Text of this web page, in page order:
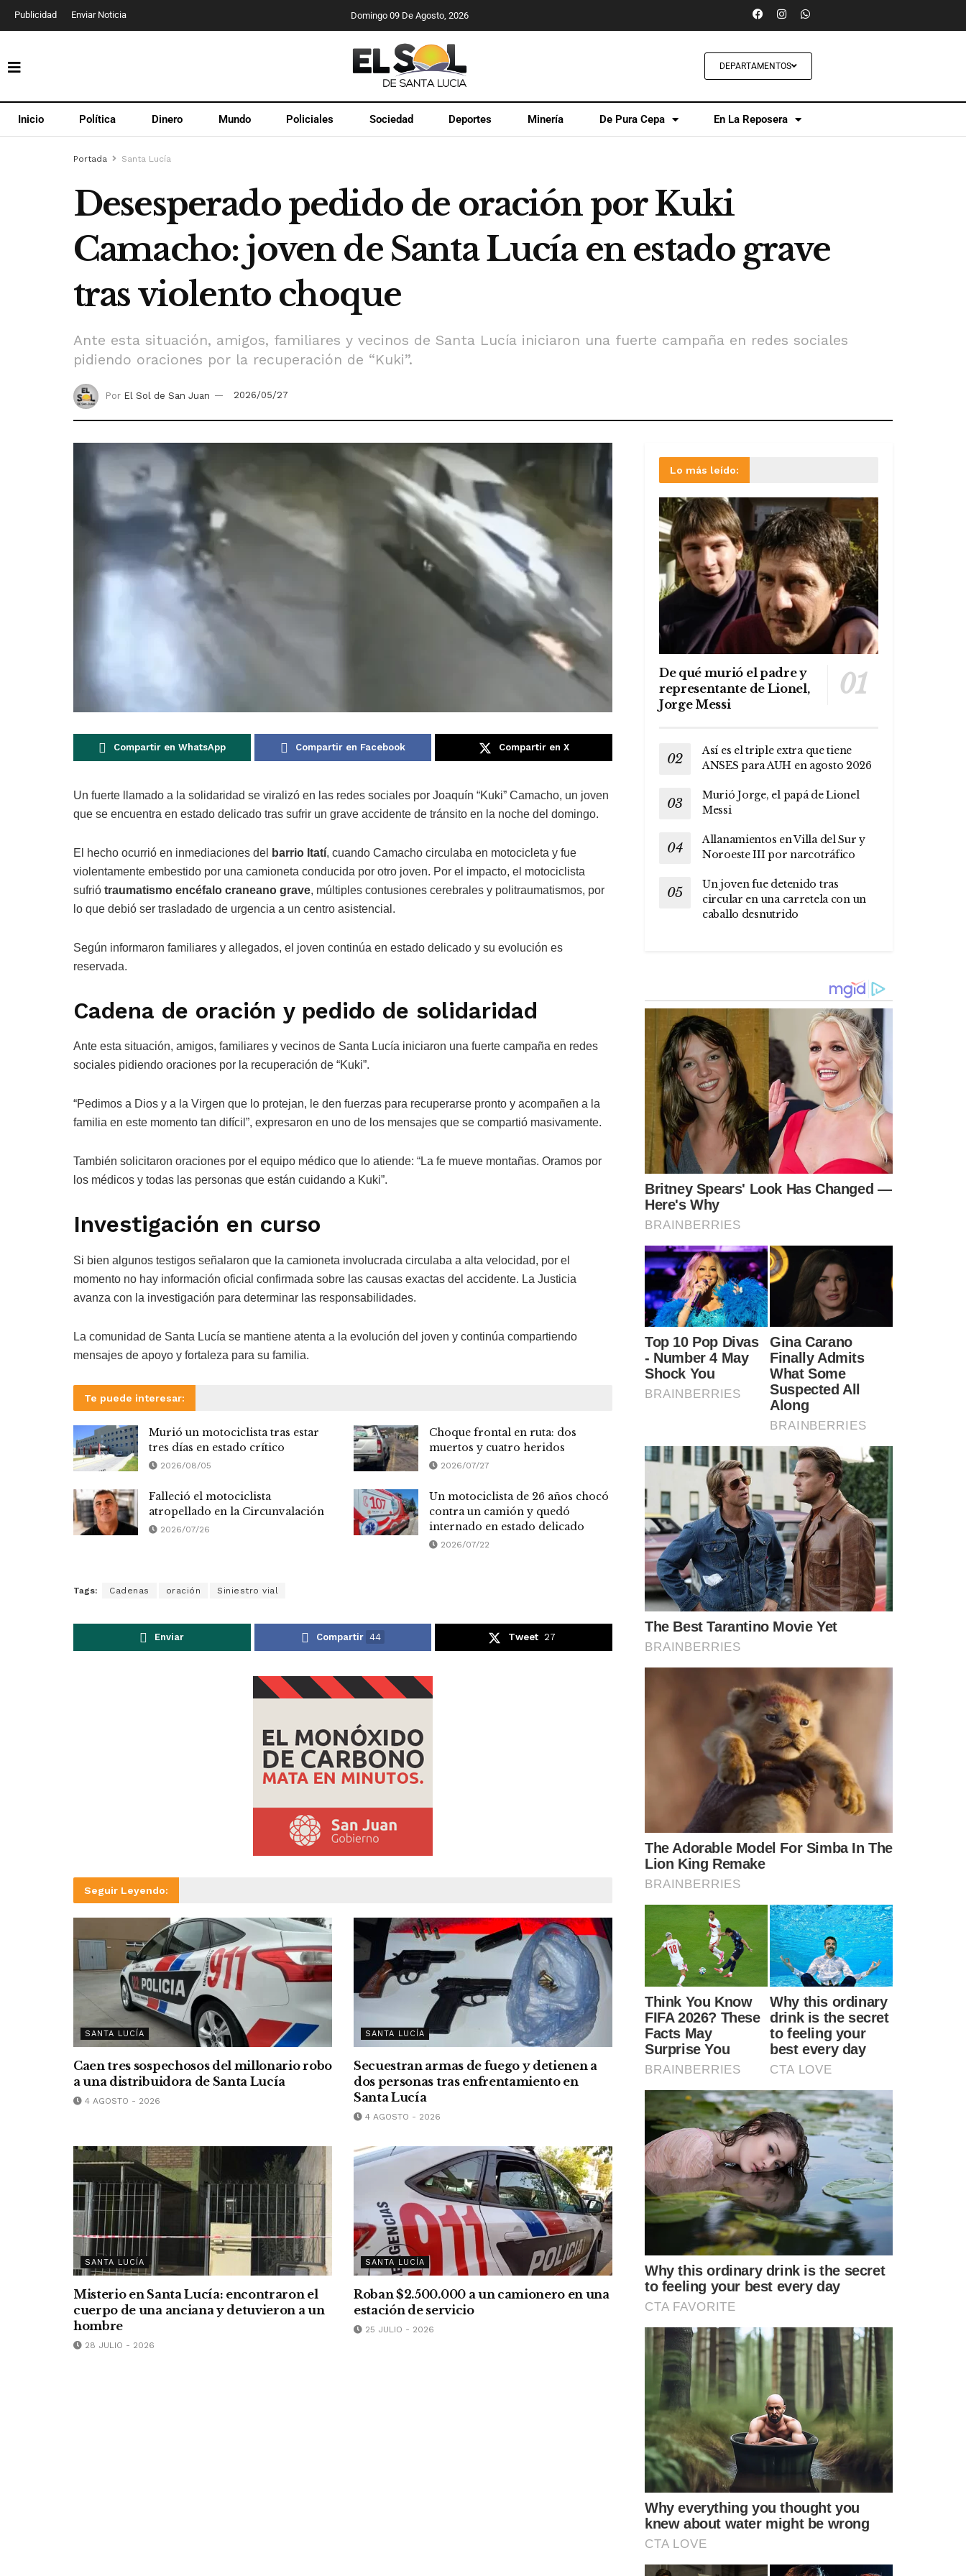
Publicidad Enviar Noticia Domingo 09 De Agosto, 2026
DEPARTAMENTOS
Inicio Política Dinero Mundo Policiales Sociedad Deportes Minería De Pura Cepa En La Reposera
Portada Santa Lucía
Desesperado pedido de oración por Kuki
Camacho: joven de Santa Lucía en estado grave
tras violento choque
Ante esta situación, amigos, familiares y vecinos de Santa Lucía iniciaron una fuerte campaña en redes sociales
pidiendo oraciones por la recuperación de “Kuki”.
Por El Sol de San Juan 2026/05/27
Compartir en WhatsApp Compartir en Facebook Compartir en X
Un fuerte llamado a la solidaridad se viralizó en las redes sociales por Joaquín “Kuki” Camacho, un joven
que se encuentra en estado delicado tras sufrir un grave accidente de tránsito en la noche del domingo.
El hecho ocurrió en inmediaciones del barrio Itatí, cuando Camacho circulaba en motocicleta y fue
violentamente embestido por una camioneta conducida por otro joven. Por el impacto, el motociclista
sufrió traumatismo encéfalo craneano grave, múltiples contusiones cerebrales y politraumatismos, por
lo que debió ser trasladado de urgencia a un centro asistencial.
Según informaron familiares y allegados, el joven continúa en estado delicado y su evolución es
reservada.
Cadena de oración y pedido de solidaridad
Ante esta situación, amigos, familiares y vecinos de Santa Lucía iniciaron una fuerte campaña en redes
sociales pidiendo oraciones por la recuperación de “Kuki”.
“Pedimos a Dios y a la Virgen que lo protejan, le den fuerzas para recuperarse pronto y acompañen a la
familia en este momento tan difícil”, expresaron en uno de los mensajes que se compartió masivamente.
También solicitaron oraciones por el equipo médico que lo atiende: “La fe mueve montañas. Oramos por
los médicos y todas las personas que están cuidando a Kuki”.
Investigación en curso
Si bien algunos testigos señalaron que la camioneta involucrada circulaba a alta velocidad, por el
momento no hay información oficial confirmada sobre las causas exactas del accidente. La Justicia
avanza con la investigación para determinar las responsabilidades.
La comunidad de Santa Lucía se mantiene atenta a la evolución del joven y continúa compartiendo
mensajes de apoyo y fortaleza para su familia.
Te puede interesar:
Murió un motociclista tras estar
tres días en estado crítico
2026/08/05
Choque frontal en ruta: dos
muertos y cuatro heridos
2026/07/27
Falleció el motociclista
atropellado en la Circunvalación
2026/07/26
Un motociclista de 26 años chocó
contra un camión y quedó
internado en estado delicado
2026/07/22
Tags: Cadenas oración Siniestro vial
Enviar Compartir 44 Tweet 27
Seguir Leyendo:
SANTA LUCÍA
Caen tres sospechosos del millonario robo
a una distribuidora de Santa Lucía
4 AGOSTO - 2026
SANTA LUCÍA
Secuestran armas de fuego y detienen a
dos personas tras enfrentamiento en
Santa Lucía
4 AGOSTO - 2026
SANTA LUCÍA
Misterio en Santa Lucía: encontraron el
cuerpo de una anciana y detuvieron a un
hombre
28 JULIO - 2026
SANTA LUCÍA
Roban $2.500.000 a un camionero en una
estación de servicio
25 JULIO - 2026
Lo más leído:
De qué murió el padre y
representante de Lionel,
Jorge Messi
Así es el triple extra que tiene
ANSES para AUH en agosto 2026
Murió Jorge, el papá de Lionel
Messi
Allanamientos en Villa del Sur y
Noroeste III por narcotráfico
Un joven fue detenido tras
circular en una carretela con un
caballo desnutrido